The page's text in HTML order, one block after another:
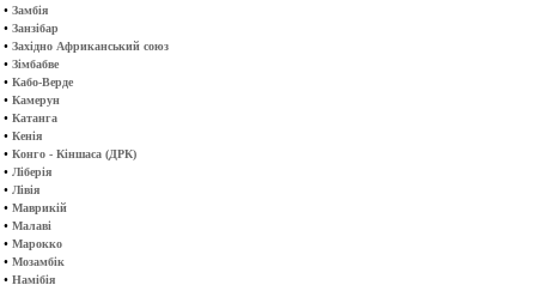
• Замбія
• Занзібар
• Західно Африканський союз
• Зімбабве
• Кабо-Верде
• Камерун
• Катанга
• Кенія
• Конго - Кіншаса (ДРК)
• Ліберія
• Лівія
• Маврикій
• Малаві
• Марокко
• Мозамбік
• Намібія